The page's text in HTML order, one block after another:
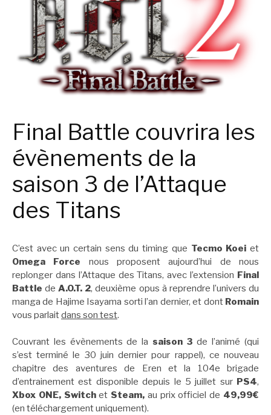
Final Battle couvrira les
évènements de la
saison 3 de l’Attaque
des Titans
C’est avec un certain sens du timing que Tecmo Koei et
Omega Force nous proposent aujourd’hui de nous
replonger dans l’Attaque des Titans, avec l’extension Final
Battle deA.O.T. 2, deuxième opus à reprendre l’univers du
manga de Hajime Isayama sorti l’an dernier, et dont Romain
vous parlaitdans son test.
Couvrant les évènements de la saison 3 de l’animé (qui
s’est terminé le 30 juin dernier pour rappel), ce nouveau
chapitre des aventures de Eren et la 104e brigade
d’entrainement est disponible depuis le 5 juillet sur PS4,
Xbox ONE, Switchet Steam, au prix officiel de 49,99€
(en téléchargement uniquement).